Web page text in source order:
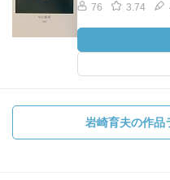
76 3.74
岩崎育夫の作品